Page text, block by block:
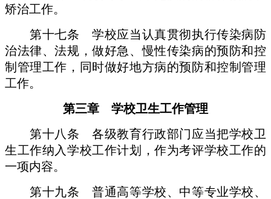
矫治工作。
第十七条 学校应当认真贯彻执行传染病防
治法律、法规，做好急、慢性传染病的预防和控
制管理工作，同时做好地方病的预防和控制管理
工作。
第三章 学校卫生工作管理
第十八条 各级教育行政部门应当把学校卫
生工作纳入学校工作计划，作为考评学校工作的
一项内容。
第十九条 普通高等学校、中等专业学校、